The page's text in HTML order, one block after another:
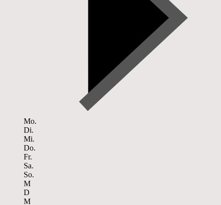
Mo.
Di.
Mi.
Do.
Fr.
Sa.
So.
M
D
M